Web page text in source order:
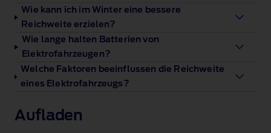
Wie kann ich im Winter eine bessere
Reichweite erzielen?
Wie lange halten Batterien von
Elektrofahrzeugen?
Welche Faktoren beeinflussen die Reichweite
eines Elektrofahrzeugs?
Aufladen